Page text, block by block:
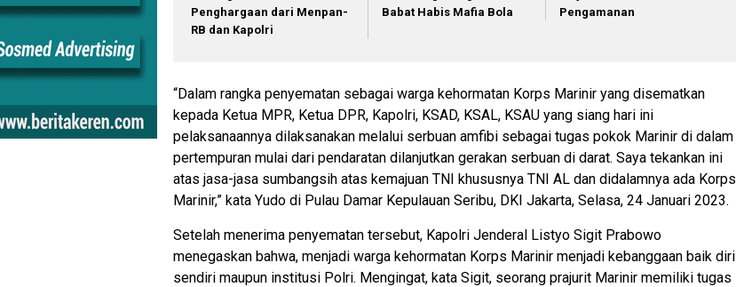
Penghargaan dari Menpan-
RB dan Kapolri
Babat Habis Mafia Bola
Pengamanan
“Dalam rangka penyematan sebagai warga kehormatan Korps Marinir yang disematkan
kepada Ketua MPR, Ketua DPR, Kapolri, KSAD, KSAL, KSAU yang siang hari ini
pelaksanaannya dilaksanakan melalui serbuan amfibi sebagai tugas pokok Marinir di dalam
pertempuran mulai dari pendaratan dilanjutkan gerakan serbuan di darat. Saya tekankan ini
atas jasa-jasa sumbangsih atas kemajuan TNI khususnya TNI AL dan didalamnya ada Korps
Marinir,” kata Yudo di Pulau Damar Kepulauan Seribu, DKI Jakarta, Selasa, 24 Januari 2023.
Setelah menerima penyematan tersebut, Kapolri Jenderal Listyo Sigit Prabowo
menegaskan bahwa, menjadi warga kehormatan Korps Marinir menjadi kebanggaan baik diri
sendiri maupun institusi Polri. Mengingat, kata Sigit, seorang prajurit Marinir memiliki tugas